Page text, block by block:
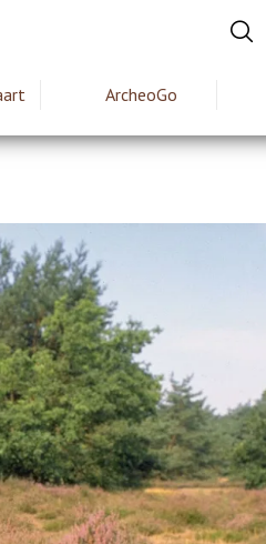
ArcheoGo